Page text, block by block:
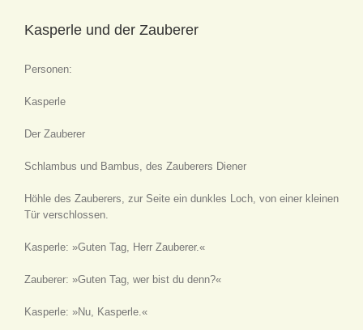
Kasperle und der Zauberer
Personen:
Kasperle
Der Zauberer
Schlambus und Bambus, des Zauberers Diener
Höhle des Zauberers, zur Seite ein dunkles Loch, von einer kleinen
Tür verschlossen.
Kasperle: »Guten Tag, Herr Zauberer.«
Zauberer: »Guten Tag, wer bist du denn?«
Kasperle: »Nu, Kasperle.«